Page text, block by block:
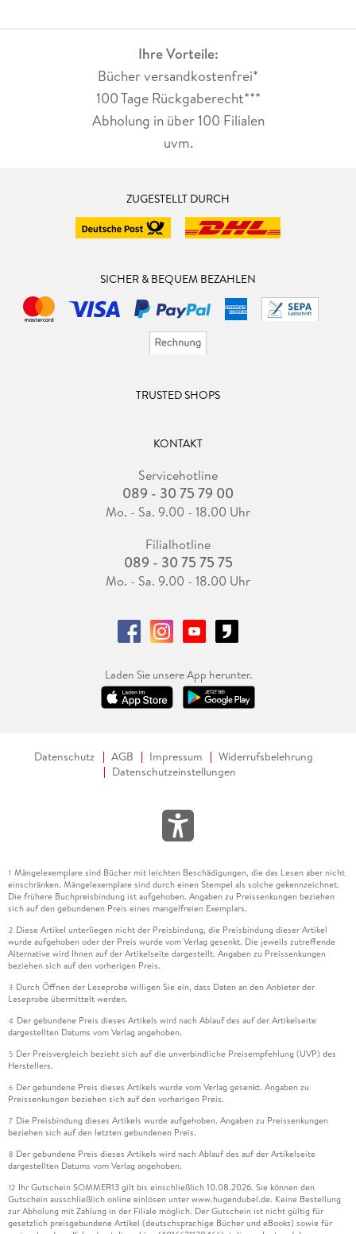
Ihre Vorteile:
Bücher versandkostenfrei*
100 Tage Rückgaberecht***
Abholung in über 100 Filialen
uvm.
ZUGESTELLT DURCH
SICHER & BEQUEM BEZAHLEN
TRUSTED SHOPS
KONTAKT
Servicehotline
089 - 30 75 79 00
Mo. - Sa. 9.00 - 18.00 Uhr
Filialhotline
089 - 30 75 75 75
Mo. - Sa. 9.00 - 18.00 Uhr
Laden Sie unsere App herunter.
Datenschutz AGB Impressum
Widerrufsbelehrung
Datenschutzeinstellungen
1 Mängelexemplare sind Bücher mit leichten Beschädigungen, die das Lesen aber nicht
einschränken. Mängelexemplare sind durch einen Stempel als solche gekennzeichnet.
Die frühere Buchpreisbindung ist aufgehoben. Angaben zu Preissenkungen beziehen
sich auf den gebundenen Preis eines mangelfreien Exemplars.
2 Diese Artikel unterliegen nicht der Preisbindung, die Preisbindung dieser Artikel
wurde aufgehoben oder der Preis wurde vom Verlag gesenkt. Die jeweils zutreffende
Alternative wird Ihnen auf der Artikelseite dargestellt. Angaben zu Preissenkungen
beziehen sich auf den vorherigen Preis.
3 Durch Öffnen der Leseprobe willigen Sie ein, dass Daten an den Anbieter der
Leseprobe übermittelt werden.
4 Der gebundene Preis dieses Artikels wird nach Ablauf des auf der Artikelseite
dargestellten Datums vom Verlag angehoben.
5 Der Preisvergleich bezieht sich auf die unverbindliche Preisempfehlung (UVP) des
Herstellers.
6 Der gebundene Preis dieses Artikels wurde vom Verlag gesenkt. Angaben zu
Preissenkungen beziehen sich auf den vorherigen Preis.
7 Die Preisbindung dieses Artikels wurde aufgehoben. Angaben zu Preissenkungen
beziehen sich auf den letzten gebundenen Preis.
8 Der gebundene Preis dieses Artikels wird nach Ablauf des auf der Artikelseite
dargestellten Datums vom Verlag angehoben.
12 Ihr Gutschein SOMMER13 gilt bis einschließlich 10.08.2026. Sie können den
Gutschein ausschließlich online einlösen unter www.hugendubel.de. Keine Bestellung
zur Abholung mit Zahlung in der Filiale möglich. Der Gutschein ist nicht gültig für
gesetzlich preisgebundene Artikel (deutschsprachige Bücher und eBooks) sowie für